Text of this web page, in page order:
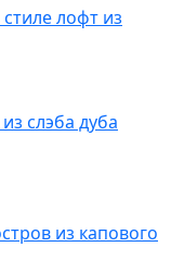
слэба дуба